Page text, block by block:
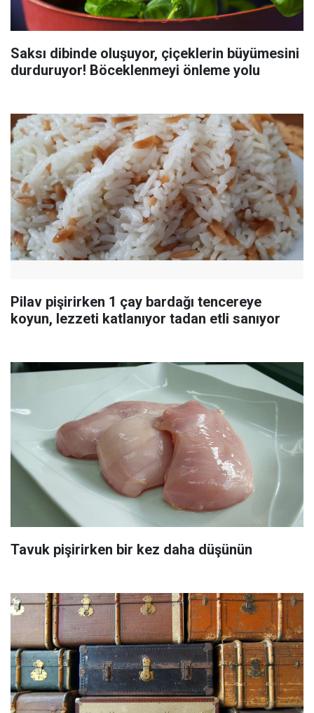
Saksı dibinde oluşuyor, çiçeklerin büyümesini
durduruyor! Böceklenmeyi önleme yolu
Pilav pişirirken 1 çay bardağı tencereye
koyun, lezzeti katlanıyor tadan etli sanıyor
Tavuk pişirirken bir kez daha düşünün